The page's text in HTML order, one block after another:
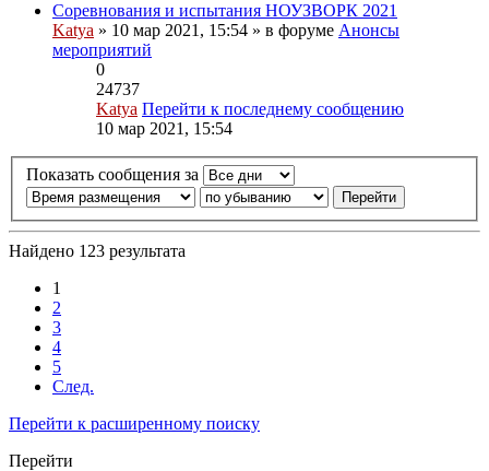
Соревнования и испытания НОУЗВОРК 2021
Katya » 10 мар 2021, 15:54 » в форуме Анонсы
мероприятий
0
24737
Katya Перейти к последнему сообщению
10 мар 2021, 15:54
Показать сообщения за
Найдено 123 результата
1
2
3
4
5
След.
Перейти к расширенному поиску
Перейти